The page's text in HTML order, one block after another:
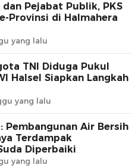
Pejabat Publik, PKS
Provinsi di Halmahera
yang lalu
TNI Diduga Pukul
Halsel Siapkan Langkah
yang lalu
Pembangunan Air Bersih
Terdampak
Diperbaiki
yang lalu